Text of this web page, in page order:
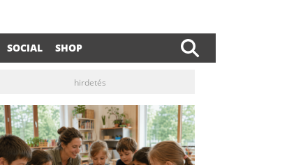
SOCIAL SHOP
hirdetés